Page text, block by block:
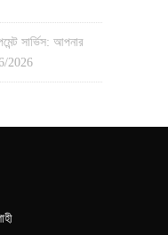
সার্ভিস: আপনার
2026